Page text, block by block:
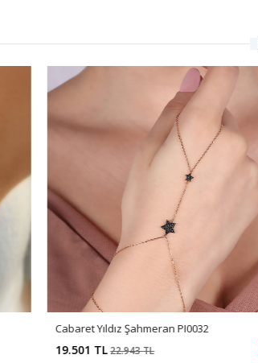
Cabaret Yıldız Şahmeran PI0032
19.501 TL22.943 TL